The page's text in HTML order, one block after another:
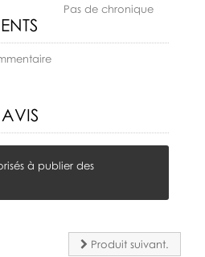
Pas de chronique
à publier des
Produit suivant.